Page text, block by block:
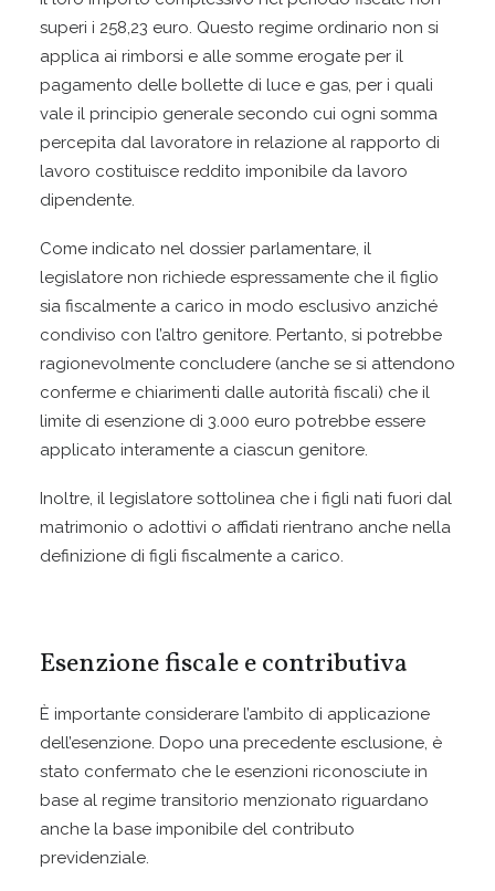
superi i 258,23 euro. Questo regime ordinario non si
applica ai rimborsi e alle somme erogate per il
pagamento delle bollette di luce e gas, per i quali
vale il principio generale secondo cui ogni somma
percepita dal lavoratore in relazione al rapporto di
lavoro costituisce reddito imponibile da lavoro
dipendente.
Come indicato nel dossier parlamentare, il
legislatore non richiede espressamente che il figlio
sia fiscalmente a carico in modo esclusivo anziché
condiviso con l’altro genitore. Pertanto, si potrebbe
ragionevolmente concludere (anche se si attendono
conferme e chiarimenti dalle autorità fiscali) che il
limite di esenzione di 3.000 euro potrebbe essere
applicato interamente a ciascun genitore.
Inoltre, il legislatore sottolinea che i figli nati fuori dal
matrimonio o adottivi o affidati rientrano anche nella
definizione di figli fiscalmente a carico.
Esenzione fiscale e contributiva
È importante considerare l’ambito di applicazione
dell’esenzione. Dopo una precedente esclusione, è
stato confermato che le esenzioni riconosciute in
base al regime transitorio menzionato riguardano
anche la base imponibile del contributo
previdenziale.